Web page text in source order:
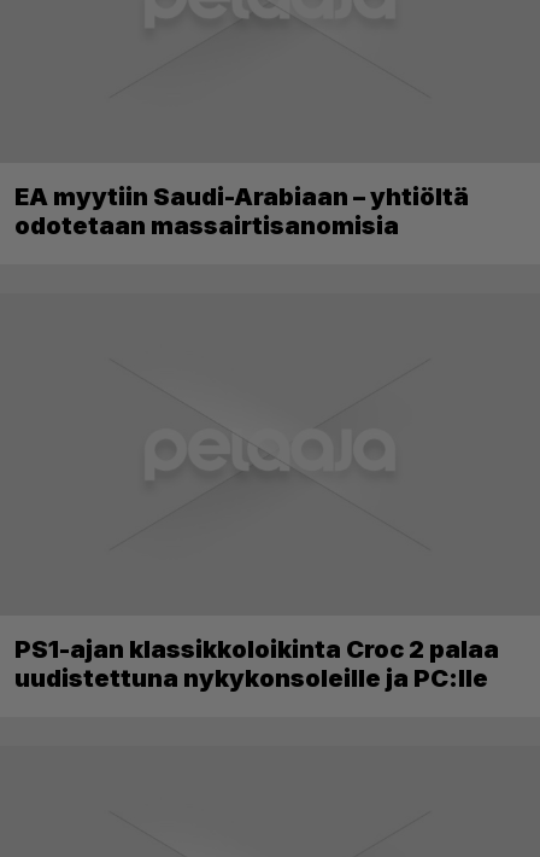
EA myytiin Saudi-Arabiaan – yhtiöltä
odotetaan massairtisanomisia
PS1-ajan klassikkoloikinta Croc 2 palaa
uudistettuna nykykonsoleille ja PC:lle